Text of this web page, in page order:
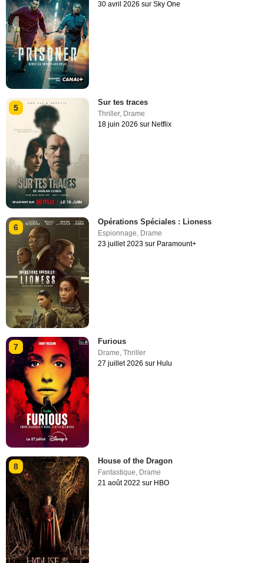
30 avril 2026 sur Sky One
5
Sur tes traces
Thriller, Drame
18 juin 2026 sur Netflix
6
Opérations Spéciales : Lioness
Espionnage, Drame
23 juillet 2023 sur Paramount+
7
Furious
Drame,Thriller
27 juillet 2026 sur Hulu
8
House of the Dragon
Fantastique, Drame
21 août 2022 sur HBO